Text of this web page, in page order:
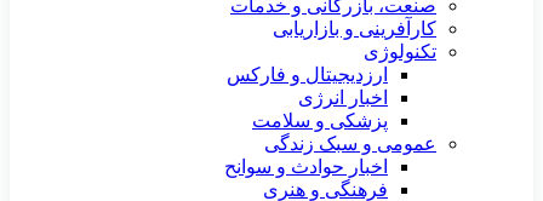
صنعت، بازرگانی و خدمات
کارآفرینی و بازاریابی
تکنولوژی
ارزدیجیتال و فارکس
اخبار انرژی
پزشکی و سلامت
عمومی و سبک زندگی
اخبار حوادث و سوانح
فرهنگی و هنری